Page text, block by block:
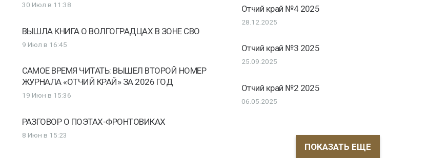
30 Июл в 11:38
ВЫШЛА КНИГА О ВОЛГОГРАДЦАХ В ЗОНЕ СВО
9 Июл в 16:45
САМОЕ ВРЕМЯ ЧИТАТЬ: ВЫШЕЛ ВТОРОЙ НОМЕР
ЖУРНАЛА «ОТЧИЙ КРАЙ» ЗА 2026 ГОД
19 Июн в 15:36
РАЗГОВОР О ПОЭТАХ-ФРОНТОВИКАХ
8 Июн в 15:23
Отчий край №4 2025
28.12.2025
Отчий край №3 2025
25.09.2025
Отчий край №2 2025
06.05.2025
ПОКАЗАТЬ ЕЩЕ